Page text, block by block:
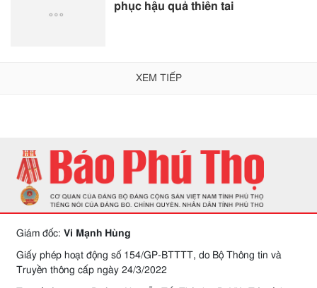
phục hậu quả thiên tai
XEM TIẾP
Giám đốc: Vi Mạnh Hùng
Giấy phép hoạt động số 154/GP-BTTTT, do Bộ Thông tin và
Truyền thông cấp ngày 24/3/2022